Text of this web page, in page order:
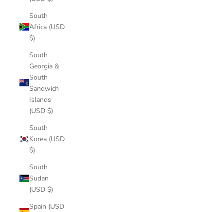
South
Africa (USD
$)
South
Georgia &
South
Sandwich
Islands
(USD $)
South
Korea (USD
$)
South
Sudan
(USD $)
Spain (USD